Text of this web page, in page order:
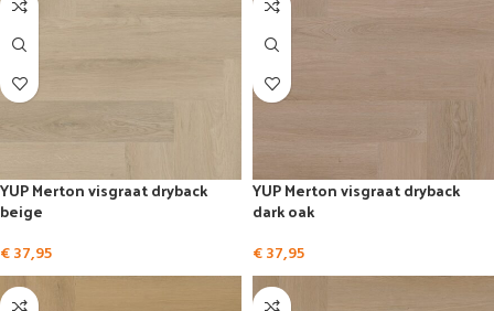
YUP Merton visgraat dryback
beige
€37,95
YUP Merton visgraat dryback
dark oak
€37,95